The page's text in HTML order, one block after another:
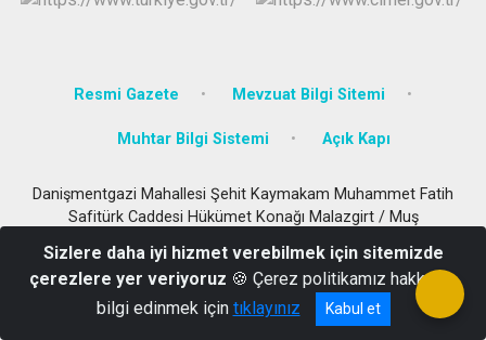
Resmi Gazete Mevzuat Bilgi Sitemi
Muhtar Bilgi Sistemi Açık Kapı
Danişmentgazi Mahallesi Şehit Kaymakam Muhammet Fatih
Safitürk Caddesi Hükümet Konağı Malazgirt / Muş
Tel: 0436 511 24 00 Fax: 0436 511 23 15
Sizlere daha iyi hizmet verebilmek için sitemizde
çerezlere yer veriyoruz 🍪 Çerez politikamız hakkında
bilgi edinmek için tıklayınız Kabul et